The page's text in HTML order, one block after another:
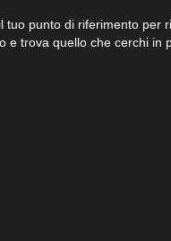
tuo punto di riferimento per
e trova quello che cerchi in